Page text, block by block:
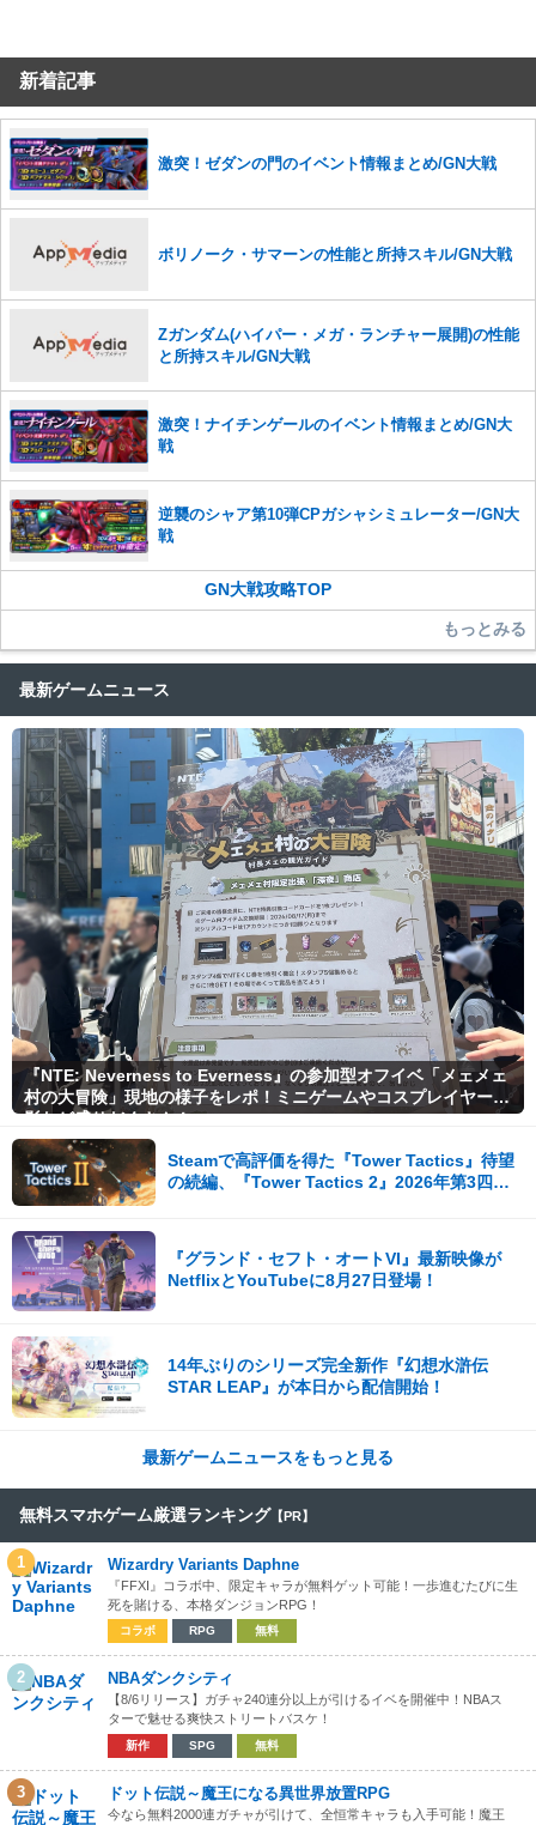
コメントの削除を申請する
せていただきます。ご了承ください。
※一度削除したコメントは復元ができませんのでご注意くだ
さい。
かじめご理解くださいませ。
新着記事
激突！ゼダンの門のイベント情報まとめ/GN大戦
ボリノーク・サマーンの性能と所持スキル/GN大戦
Zガンダム(ハイパー・メガ・ランチャー展開)の性能
と所持スキル/GN大戦
激突！ナイチンゲールのイベント情報まとめ/GN大
戦
逆襲のシャア第10弾CPガシャシミュレーター/GN大
戦
GN大戦攻略TOP
もっとみる
最新ゲームニュース
『NTE: Neverness to Everness』の参加型オフイベ「メェメェ
村の大冒険」現地の様子をレポ！ミニゲームやコスプレイヤー撮
影など盛りだくさん！
Steamで高評価を得た『Tower Tactics』待望
の続編、『Tower Tactics 2』2026年第3四半
『グランド・セフト・オートVI』最新映像が
NetflixとYouTubeに8月27日登場！
14年ぶりのシリーズ完全新作『幻想水滸伝
STAR LEAP』が本日から配信開始！
最新ゲームニュースをもっと見る
無料スマホゲーム厳選ランキング 【PR】
1 Wizardry Variants Daphne
『FFXI』コラボ中、限定キャラが無料ゲット可能！一歩進むたびに生
死を賭ける、本格ダンジョンRPG！
コラボ RPG 無料
2 NBAダンクシティ
【8/6リリース】ガチャ240連分以上が引けるイベを開催中！NBAス
ターで魅せる爽快ストリートバスケ！
新作 SPG 無料
3 ドット伝説～魔王になる異世界放置RPG
今なら無料2000連ガチャが引けて、全恒常キャラも入手可能！魔王